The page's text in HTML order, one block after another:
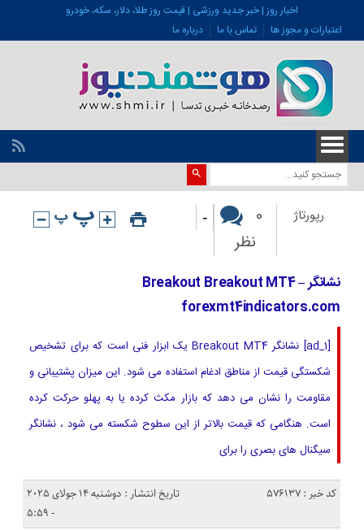
اخبار روز | خبر جدید ورزشی | قیمت روز طلا، دلار، سکه، خودرو
اعتبارات و مجوز ها
تماس با ما درباره ما
رپورتاژ
0
نظر
-
نشانگر Breakout Breakout MT4 –
forexmt4indicators.com
[ad_1] نشانگر Breakout MT4 یک ابزار فنی است که برای تشخیص
شکستگی قیمت از مناطق ادغام استفاده می شود. این میزان پشتیبانی و
مقاومت را نشان می دهد که بازار مکث کرده یا به پهلو حرکت کرده
است. هنگامی که قیمت بالاتر از این سطوح شکسته می شود ، نشانگر
سیگنال های بصری را برای
کد خبر : 576137
تاریخ انتشار : دوشنبه 14 جولای 2025
- 5:59